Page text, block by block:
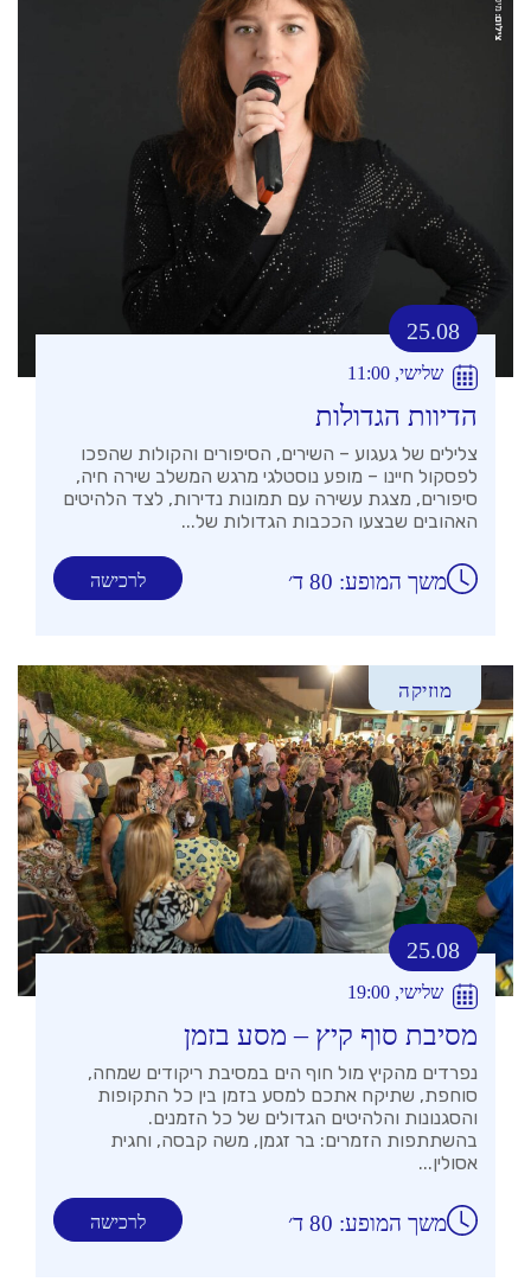
25.08
שלישי, 11:00
הדיוות הגדולות
צלילים של געגוע – השירים, הסיפורים והקולות שהפכו
לפסקול חיינו – מופע נוסטלגי מרגש המשלב שירה חיה,
סיפורים, מצגת עשירה עם תמונות נדירות, לצד הלהיטים
האהובים שבצעו הככבות הגדולות של...
לרכישה משך המופע: 80 ד׳
מוזיקה
25.08
שלישי, 19:00
מסיבת סוף קיץ – מסע בזמן
נפרדים מהקיץ מול חוף הים במסיבת ריקודים שמחה,
סוחפת, שתיקח אתכם למסע בזמן בין כל התקופות
והסגנונות והלהיטים הגדולים של כל הזמנים.
בהשתתפות הזמרים: בר זגמן, משה קבסה, וחגית
אסולין...
לרכישה משך המופע: 80 ד׳